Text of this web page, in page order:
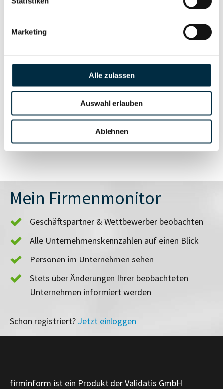
Marketing
Alle zulassen
Auswahl erlauben
Ablehnen
Vollständiges
anfragen
Länderrisiken
Vollständiges
Unternehmensprofil
anfragen
Mein Firmenmonitor
Geschäftspartner & Wettbewerber beobachten
Alle Unternehmenskennzahlen auf einen Blick
Personen im Unternehmen sehen
Stets über Änderungen Ihrer beobachteten
Unternehmen informiert werden
Schon registriert? Jetzt einloggen
firminform ist ein Produkt der Validatis GmbH